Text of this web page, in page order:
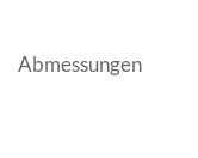
Abmessungen